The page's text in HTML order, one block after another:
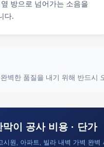
방으로 넘어가는 소음을
다.
한 품질을 내기 위해 반드시
이 공사 비용 · 단가
원, 아파트, 빌라 내벽 가벽 완벽